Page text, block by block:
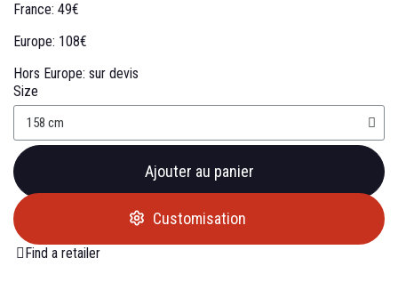
France: 49€
Europe: 108€
Hors Europe: sur devis
Size
Ajouter au panier
Customisation
Find a retailer